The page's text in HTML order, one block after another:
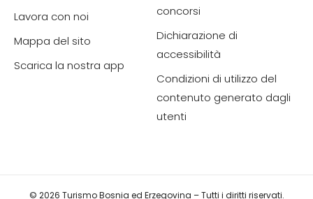
Lavora con noi
Mappa del sito
Scarica la nostra app
concorsi
Dichiarazione di
accessibilità
Condizioni di utilizzo del
contenuto generato dagli
utenti
© 2026 Turismo Bosnia ed Erzegovina – Tutti i diritti riservati.